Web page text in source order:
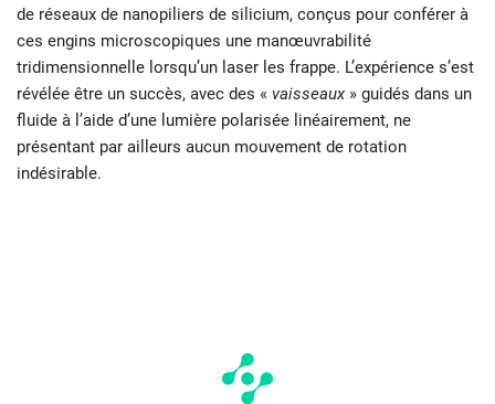
de réseaux de nanopiliers de silicium, conçus pour conférer à
ces engins microscopiques une manœuvrabilité
tridimensionnelle lorsqu’un laser les frappe. L’expérience s’est
révélée être un succès, avec des « vaisseaux » guidés dans un
fluide à l’aide d’une lumière polarisée linéairement, ne
présentant par ailleurs aucun mouvement de rotation
indésirable.